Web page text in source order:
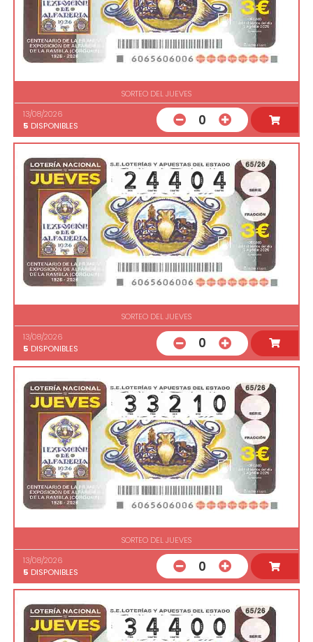
SORTEO DEL JUEVES
13/08/2026
5 DISPONIBLES 0
SORTEO DEL JUEVES
13/08/2026
5 DISPONIBLES 0
SORTEO DEL JUEVES
13/08/2026
5 DISPONIBLES 0